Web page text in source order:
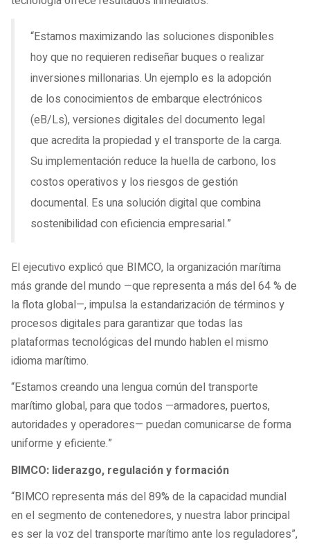
“Estamos maximizando las soluciones disponibles
hoy que no requieren rediseñar buques o realizar
inversiones millonarias. Un ejemplo es la adopción
de los conocimientos de embarque electrónicos
(eB/Ls), versiones digitales del documento legal
que acredita la propiedad y el transporte de la carga.
Su implementación reduce la huella de carbono, los
costos operativos y los riesgos de gestión
documental. Es una solución digital que combina
sostenibilidad con eficiencia empresarial.”
El ejecutivo explicó que BIMCO, la organización marítima
más grande del mundo —que representa a más del 64 % de
la flota global—, impulsa la estandarización de términos y
procesos digitales para garantizar que todas las
plataformas tecnológicas del mundo hablen el mismo
idioma marítimo.
“Estamos creando una lengua común del transporte
marítimo global, para que todos —armadores, puertos,
autoridades y operadores— puedan comunicarse de forma
uniforme y eficiente.”
BIMCO: liderazgo, regulación y formación
“BIMCO representa más del 89% de la capacidad mundial
en el segmento de contenedores, y nuestra labor principal
es ser la voz del transporte marítimo ante los reguladores”,